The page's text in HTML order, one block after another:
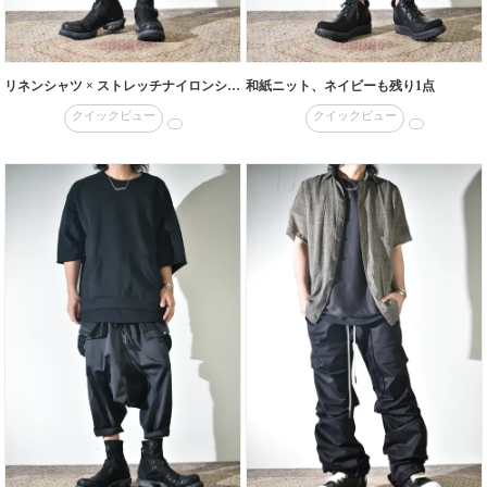
リネンシャツ × ストレッチナイロンショーツ
クイックビュー
和紙ニット、ネイビーも残り1点
クイックビュー